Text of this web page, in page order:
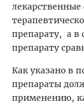
лекарственные
препарату, а в
препарату
Как указано в
препараты
применению,